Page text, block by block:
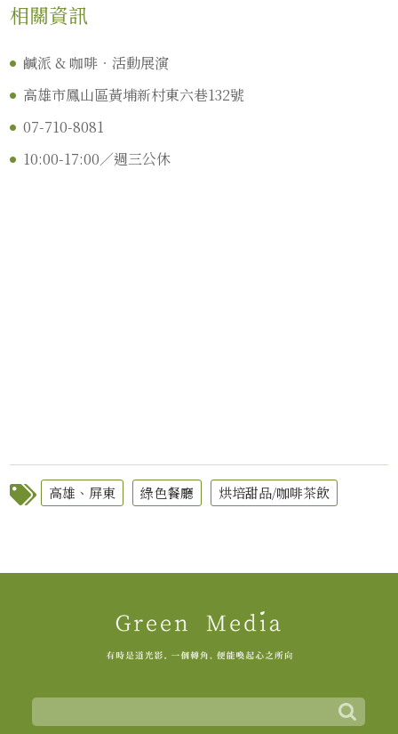
相關資訊
鹹派 & 咖啡‧活動展演
高雄市鳳山區黃埔新村東六巷132號
07-710-8081
10:00-17:00／週三公休
高雄、屏東 綠色餐廳 烘培甜品/咖啡茶飲